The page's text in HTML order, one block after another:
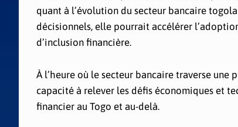
quant à l’évolution du secteur bancaire
décisionnels, elle pourrait accélérer
d’inclusion financière.
À l’heure où le secteur bancaire traverse une
capacité à relever les défis économiques et
financier au Togo et au-delà.